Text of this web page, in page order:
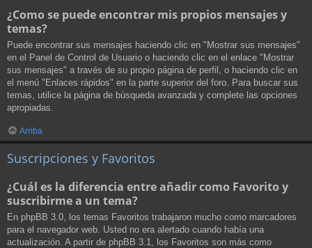
¿Como se puede encontrar mis propios mensajes y
temas?
Puede encontrar sus mensajes haciendo clic en "Mostrar sus mensajes"
en el Panel de Control de Usuario o haciendo clic en el enlace "Mostrar
sus mensajes" a través de su propio página de perfil, o haciendo clic en
el menú "Enlaces rápidos" en la parte superior del foro. Para buscar sus
temas, utilice la página de búsqueda avanzada y complete las opciones
apropiadas.
Arriba
Suscripciones y Favoritos
¿Cuál es la diferencia entre añadir como Favorito y
suscribirme a un tema?
En phpBB 3.0, los temas Favoritos trabajaron mucho como marcadores
para el navegador web. Usted no era alertado cuando había una
actualización. A partir de phpBB 3.1, los Favoritos son más como